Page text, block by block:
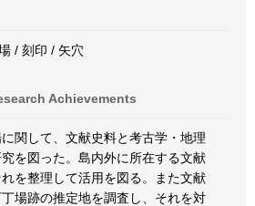
/ 刻印 / 矢穴
Achievements
関して、文献史料と考古学・地理
を図った。島内外に所在する文献
を整理して活用を図る。また文献
場跡の推定地を調査し、それを対